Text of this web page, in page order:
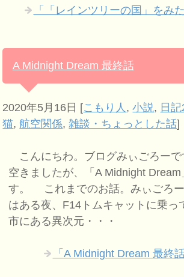
「「レインツリーの国」をみ
A Midnight Dream 最終話
2020年5月16日 [こもり人 ,小説, 日
猫,航空関係,雑談・ちょっとした話]
こんにちわ。ブログみぃごろーで
空きましたが、「A Midnight
す。 これまでのお話。みぃごろ
はある夜、F14トムキャットに乗っ
市にある異次元・・・
「A Midnight Dream 最終